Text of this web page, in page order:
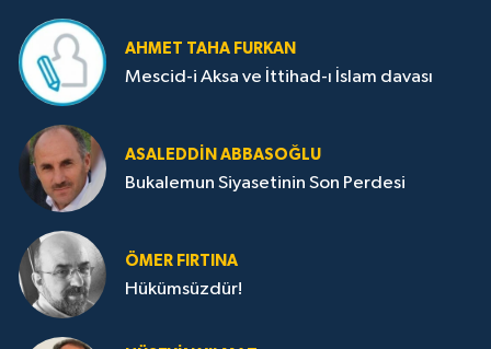
AHMET TAHA FURKAN
Mescid-i Aksa ve İttihad-ı İslam davası
ASALEDDIN ABBASOĞLU
Bukalemun Siyasetinin Son Perdesi
ÖMER FIRTINA
Hükümsüzdür!